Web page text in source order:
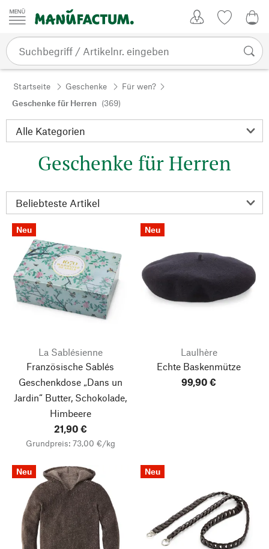
Zum Inhalt springen
Startseite Geschenke
Für wen?
Geschenke für Herren (369)
Geschenke für Herren
Neu
La Sablésienne
Französische Sablés
Geschenkdose „Dans un
Jardin“ Butter, Schokolade,
Himbeere
21,90 €
Grundpreis: 73,00 €/kg
Neu
Laulhère
Echte Baskenmütze
99,90 €
Neu Neu